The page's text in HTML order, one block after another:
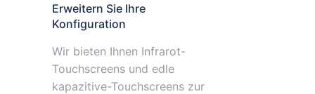
Erweitern Sie Ihre
Konfiguration
Wir bieten Ihnen Infrarot-
Touchscreens und edle
kapazitive-Touchscreens zur